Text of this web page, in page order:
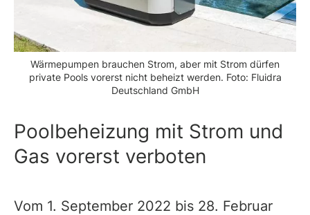
Wärmepumpen brauchen Strom, aber mit Strom dürfen
private Pools vorerst nicht beheizt werden. Foto: Fluidra
Deutschland GmbH
Poolbeheizung mit Strom und
Gas vorerst verboten
Vom 1. September 2022 bis 28. Februar